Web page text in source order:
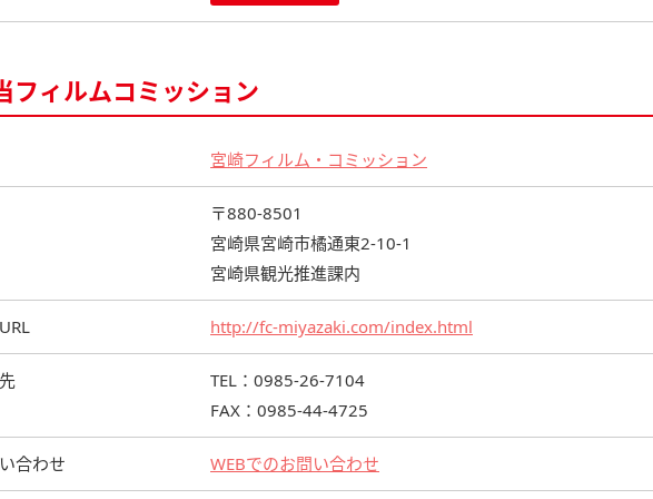
フィルムコミッション
宮崎フィルム・コミッション
〒880-8501
宮崎県宮崎市橘通東2-10-1
宮崎県観光推進課内
http://fc-miyazaki.com/index.html
TEL：0985-26-7104
FAX：0985-44-4725
合わせ WEBでのお問い合わせ